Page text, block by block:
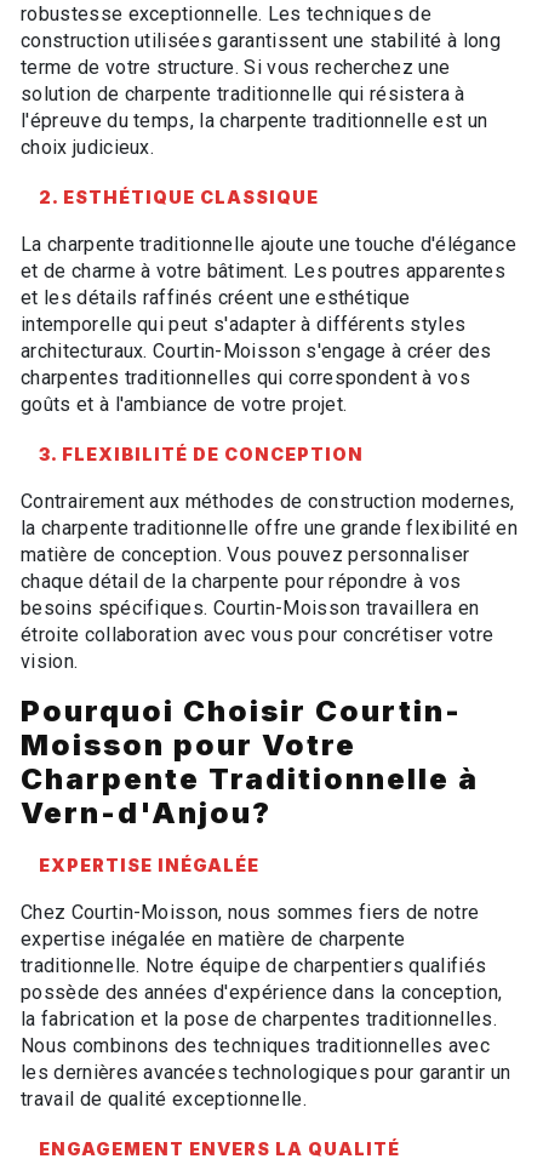
robustesse exceptionnelle. Les techniques de
construction utilisées garantissent une stabilité à long
terme de votre structure. Si vous recherchez une
solution de charpente traditionnelle qui résistera à
l'épreuve du temps, la charpente traditionnelle est un
choix judicieux.
2. ESTHÉTIQUE CLASSIQUE
La charpente traditionnelle ajoute une touche d'élégance
et de charme à votre bâtiment. Les poutres apparentes
et les détails raffinés créent une esthétique
intemporelle qui peut s'adapter à différents styles
architecturaux. Courtin-Moisson s'engage à créer des
charpentes traditionnelles qui correspondent à vos
goûts et à l'ambiance de votre projet.
3. FLEXIBILITÉ DE CONCEPTION
Contrairement aux méthodes de construction modernes,
la charpente traditionnelle offre une grande flexibilité en
matière de conception. Vous pouvez personnaliser
chaque détail de la charpente pour répondre à vos
besoins spécifiques. Courtin-Moisson travaillera en
étroite collaboration avec vous pour concrétiser votre
vision.
Pourquoi Choisir Courtin-
Moisson pour Votre
Charpente Traditionnelle à
Vern-d'Anjou?
EXPERTISE INÉGALÉE
Chez Courtin-Moisson, nous sommes fiers de notre
expertise inégalée en matière de charpente
traditionnelle. Notre équipe de charpentiers qualifiés
possède des années d'expérience dans la conception,
la fabrication et la pose de charpentes traditionnelles.
Nous combinons des techniques traditionnelles avec
les dernières avancées technologiques pour garantir un
travail de qualité exceptionnelle.
ENGAGEMENT ENVERS LA QUALITÉ